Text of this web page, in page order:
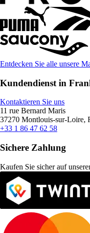
Entdecken Sie alle unsere
Kundendienst in
Kontaktieren Sie uns
11 rue Bernard Maris
37270 Montlouis-sur-Loire,
+33 1 86 47 62 58
Sichere Zahlung
Kaufen Sie sicher auf